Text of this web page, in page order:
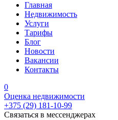
Главная
Недвижимость
Услуги
Тарифы
Блог
Новости
Вакансии
Контакты
0
Оценка недвижимости
+375 (29) 181-10-99
Связаться в мессенджерах